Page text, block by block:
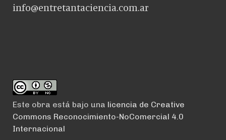
info@entretantaciencia.com.ar
Este obra está bajo una licencia de Creative
Commons Reconocimiento-NoComercial 4.0
Internacional